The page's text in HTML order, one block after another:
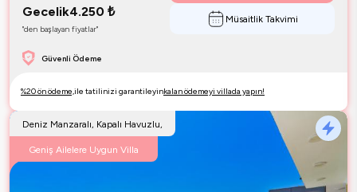
Güvenli Ödeme
Gecelik4.250 ₺
"den başlayan fiyatlar"
Müsaitlik Takvimi
%20 ön ödeme,ile tatilinizi garantileyinkalan ödemeyi villada yapın!
Deniz Manzaralı, Kapalı Havuzlu,
Geniş Ailelere Uygun Villa